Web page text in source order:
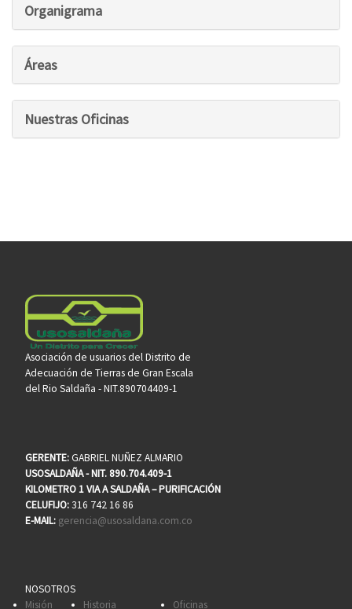
Organigrama
Áreas
Nuestras Oficinas
Asociación de usuarios del Distrito de
Adecuación de Tierras de Gran Escala
del Rio Saldaña - NIT.890704409-1
GERENTE:GABRIEL NUÑEZ ALMARIO
USOSALDAÑA - NIT. 890.704.409-1
KILOMETRO 1 VIA A SALDAÑA – PURIFICACIÓN
CELUFIJO:316 742 16 86
E-MAIL: gerencia@usosaldana.com.co
NOSOTROS
Misión
Historia Oficinas